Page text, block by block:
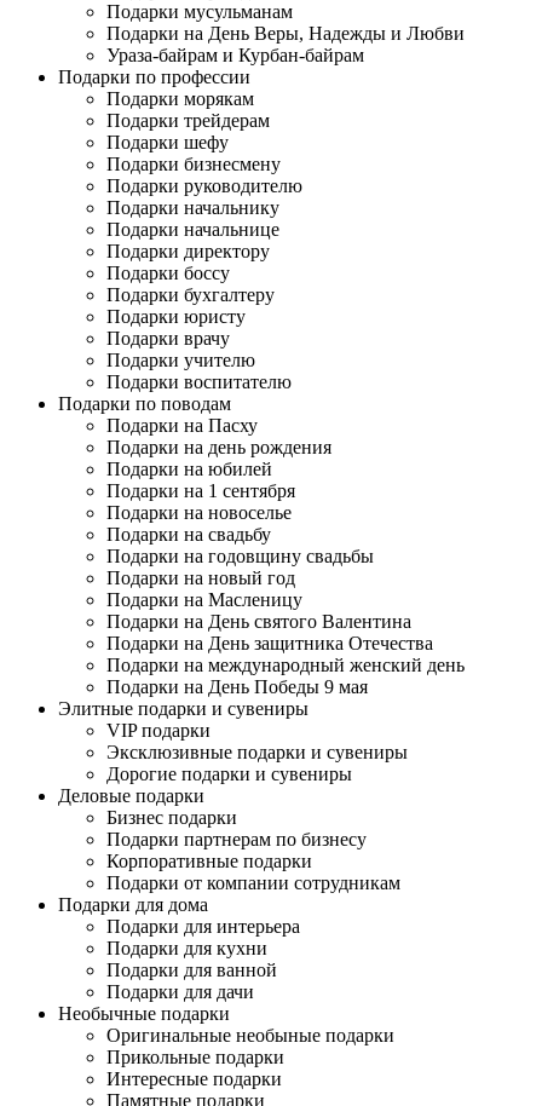
Подарки мусульманам
Подарки на День Веры, Надежды и Любви
Ураза-байрам и Курбан-байрам
Подарки по профессии
Подарки морякам
Подарки трейдерам
Подарки шефу
Подарки бизнесмену
Подарки руководителю
Подарки начальнику
Подарки начальнице
Подарки директору
Подарки боссу
Подарки бухгалтеру
Подарки юристу
Подарки врачу
Подарки учителю
Подарки воспитателю
Подарки по поводам
Подарки на Пасху
Подарки на день рождения
Подарки на юбилей
Подарки на 1 сентября
Подарки на новоселье
Подарки на свадьбу
Подарки на годовщину свадьбы
Подарки на новый год
Подарки на Масленицу
Подарки на День святого Валентина
Подарки на День защитника Отечества
Подарки на международный женский день
Подарки на День Победы 9 мая
Элитные подарки и сувениры
VIP подарки
Эксклюзивные подарки и сувениры
Дорогие подарки и сувениры
Деловые подарки
Бизнес подарки
Подарки партнерам по бизнесу
Корпоративные подарки
Подарки от компании сотрудникам
Подарки для дома
Подарки для интерьера
Подарки для кухни
Подарки для ванной
Подарки для дачи
Необычные подарки
Оригинальные необыные подарки
Прикольные подарки
Интересные подарки
Памятные подарки